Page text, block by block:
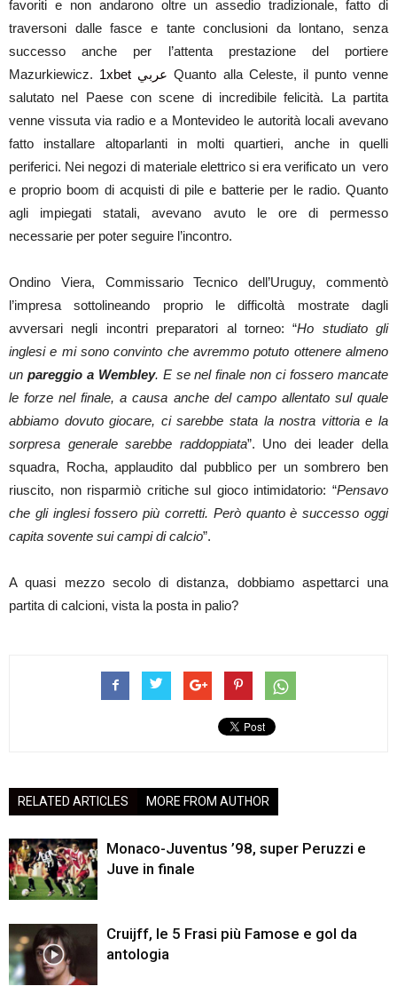
favoriti e non andarono oltre un assedio tradizionale, fatto di
traversoni dalle fasce e tante conclusioni da lontano, senza
successo anche per l’attenta prestazione del portiere
Mazurkiewicz.
1xbet عربي Quanto alla Celeste, il punto venne
salutato nel Paese con scene di incredibile felicità. La partita
venne vissuta via radio e a Montevideo le autorità locali avevano
fatto installare altoparlanti in molti quartieri, anche in quelli
periferici. Nei negozi di materiale elettrico si era verificato un vero
e proprio boom di acquisti di pile e batterie per le radio. Quanto
agli impiegati statali, avevano avuto le ore di permesso
necessarie per poter seguire l’incontro.
Ondino Viera, Commissario Tecnico dell’Uruguy, commentò
l’impresa sottolineando proprio le difficoltà mostrate dagli
avversari negli incontri preparatori al torneo: “Ho studiato gli
inglesi e mi sono convinto che avremmo potuto ottenere almeno
un pareggio a Wembley. E se nel finale non ci fossero mancate
le forze nel finale, a causa anche del campo allentato sul quale
abbiamo dovuto giocare, ci sarebbe stata la nostra vittoria e la
sorpresa generale sarebbe raddoppiata”. Uno dei leader della
squadra, Rocha, applaudito dal pubblico per un sombrero ben
riuscito, non risparmiò critiche sul gioco intimidatorio: “Pensavo
che gli inglesi fossero più corretti. Però quanto è successo oggi
capita sovente sui campi di calcio”.
A quasi mezzo secolo di distanza, dobbiamo aspettarci una
partita di calcioni, vista la posta in palio?
RELATED ARTICLES MORE FROM AUTHOR
Monaco-Juventus ’98, super Peruzzi e
Juve in finale
Cruijff, le 5 Frasi più Famose e gol da
antologia